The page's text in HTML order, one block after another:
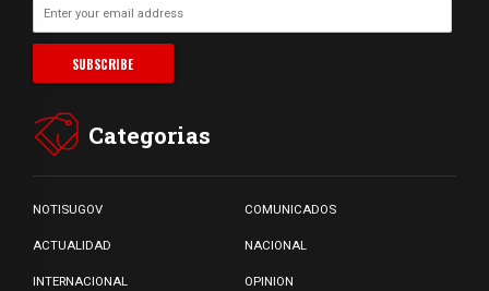
Categorias
NOTISUGOV COMUNICADOS
ACTUALIDAD NACIONAL
INTERNACIONAL OPINION